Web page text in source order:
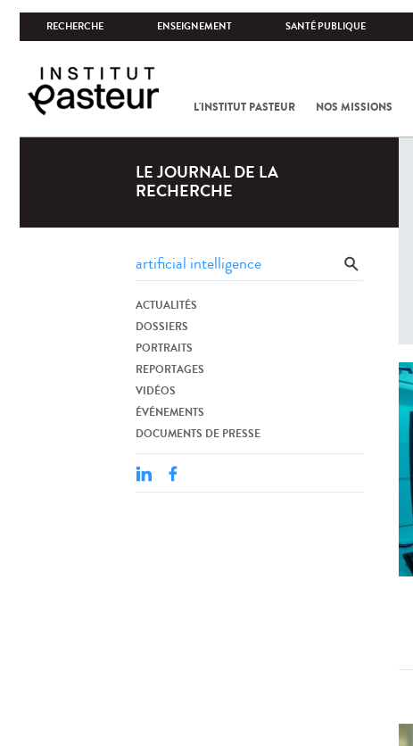
RECHERCHE ENSEIGNEMENT SANTÉ PUBLIQUE
L'INSTITUT PASTEUR NOS MISSIONS
LE JOURNAL DE LA
RECHERCHE
ACTUALITÉS
DOSSIERS
PORTRAITS
REPORTAGES
VIDÉOS
ÉVÉNEMENTS
DOCUMENTS DE PRESSE